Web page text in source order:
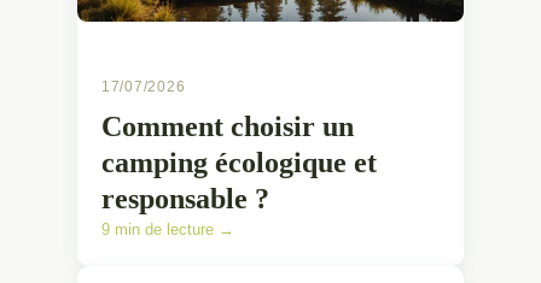
17/07/2026
Comment choisir un
camping écologique et
responsable ?
9 min de lecture →